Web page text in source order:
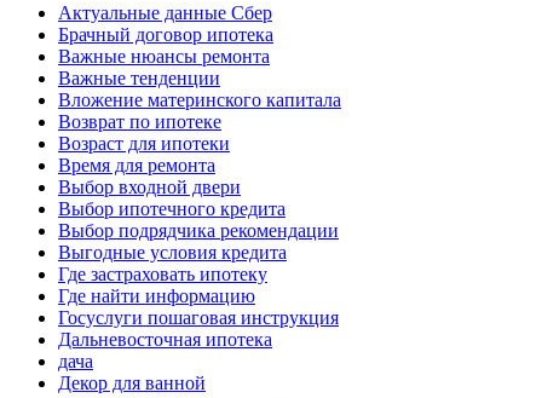
Актуальные данные Сбер
Брачный договор ипотека
Важные нюансы ремонта
Важные тенденции
Вложение материнского капитала
Возврат по ипотеке
Возраст для ипотеки
Время для ремонта
Выбор входной двери
Выбор ипотечного кредита
Выбор подрядчика рекомендации
Выгодные условия кредита
Где застраховать ипотеку
Где найти информацию
Госуслуги пошаговая инструкция
Дальневосточная ипотека
дача
Декор для ванной